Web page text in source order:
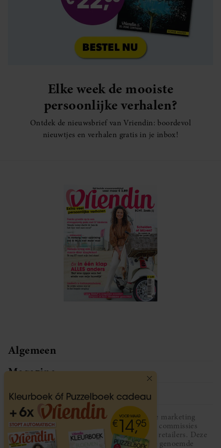
Elke week de mooiste
persoonlijke verhalen?
Ontdek de nieuwsbrief van Vriendin: boordevol
nieuwtjes en verhalen gratis in je inbox!
Algemeen
Magazine
Service
Vriendin participeert in diverse affiliate marketing
programma’s, dat houdt in dat Vriendin commissies
ontvangt voor aankopen middels links van retailers. Deze
website wordt niet gesponsord door de genoemde